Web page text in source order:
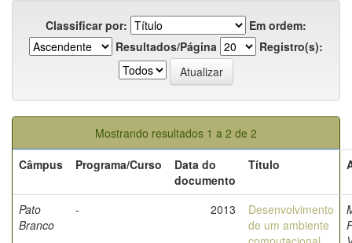
Classificar por:
Em ordem:
Resultados/Página
Registro(s):
Mostrando resultados 1 a 2 de 2
Câmpus
Programa/Curso
Data do
documento
Título
Pato
Branco
- 2013
Desenvolvimento
de um ambiente